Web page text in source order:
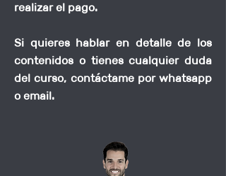
realizar el pago.
Si quieres hablar en detalle de los
contenidos o tienes cualquier duda
del curso, contáctame por whatsapp
o email.